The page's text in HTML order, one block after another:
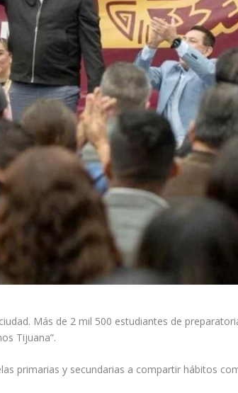
Más de 2 mil 500 estudiantes de
Tijuana”.
primarias y secundarias a compartir hábitos